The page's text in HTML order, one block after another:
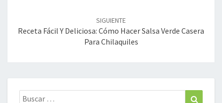
SIGUIENTE
Receta Fácil Y Deliciosa: Cómo Hacer Salsa Verde Casera
Para Chilaquiles
Buscar: